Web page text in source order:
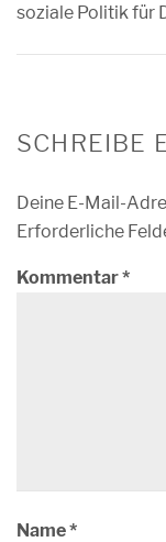
soziale Politik für
SCHREIBE
Deine E-Mail-
Erforderliche
Kommentar*
Name*